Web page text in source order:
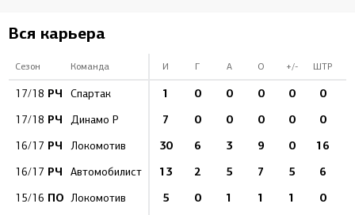
Вся карьера
Сезон Команда И Г А О +/- ШТР
17/18 РЧ Спартак 1 0 0 0 0 0
17/18 РЧ Динамо Р 7 0 0 0 0 0
16/17 РЧ Локомотив 30 6 3 9 0 16
16/17 РЧ Автомобилист 13 2 5 7 5 6
15/16 ПО Локомотив 5 0 1 1 1 0